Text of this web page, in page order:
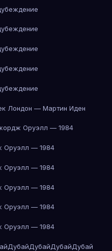
Лондон — Мартин Иден
Оруэлл — 1984
Оруэлл — 1984
Оруэлл — 1984
Оруэлл — 1984
— 1984
Оруэлл — 1984
ДубайДубайДубайДубай